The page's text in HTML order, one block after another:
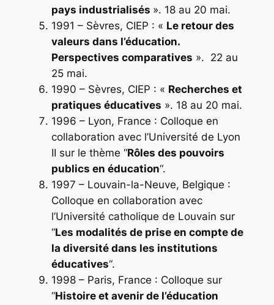
pays industrialisés ». 18 au 20 mai.
1991 – Sèvres, CIEP : « Le retour des
valeurs dans l’éducation.
Perspectives comparatives ». 22 au
25 mai.
1990 – Sèvres, CIEP : « Recherches et
pratiques éducatives ». 18 au 20 mai.
1996 – Lyon, France : Colloque en
collaboration avec l’Université de Lyon
II sur le thème “Rôles des pouvoirs
publics en éducation“.
1997 – Louvain-la-Neuve, Belgique :
Colloque en collaboration avec
l’Université catholique de Louvain sur
“Les modalités de prise en compte de
la diversité dans les institutions
éducatives“.
1998 – Paris, France : Colloque sur
“Histoire et avenir de l’éducation